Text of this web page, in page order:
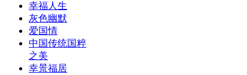
幸福人生
灰色幽默
爱国情
中国传统国粹
之美
幸景福居